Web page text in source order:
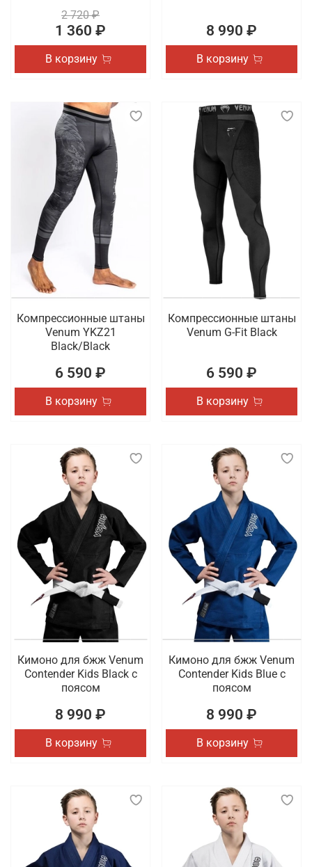
2 720 ₽
1 360 ₽
В корзину
8 990 ₽
В корзину
Компрессионные штаны
Venum YKZ21
Black/Black
6 590 ₽
В корзину
Компрессионные штаны
Venum G-Fit Black
6 590 ₽
В корзину
Кимоно для бжж Venum
Contender Kids Black с
поясом
8 990 ₽
В корзину
Кимоно для бжж Venum
Contender Kids Blue с
поясом
8 990 ₽
В корзину